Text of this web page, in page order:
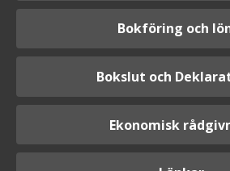
Bokföring och
Bokslut och
Ekonomisk